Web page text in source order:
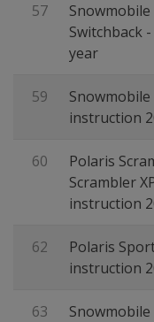
57
Switchback
year
59
instruction
60
Polaris
Scrambler
instruction
62
Polaris
instruction
63